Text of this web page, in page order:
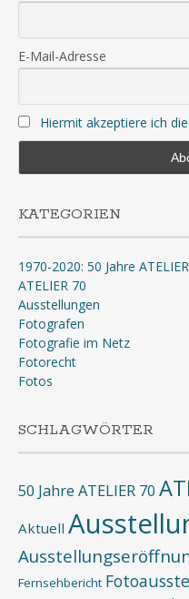
E-Mail-Adresse
Hiermit akzeptiere ich
KATEGORIEN
1970-2020: 50 Jahre
ATELIER 70
Ausstellungen
Fotografen
Fotografie im Netz
Fotorecht
Fotos
SCHLAGWÖRTER
50 Jahre ATELIER 70
Aktuell
Fernsehbericht